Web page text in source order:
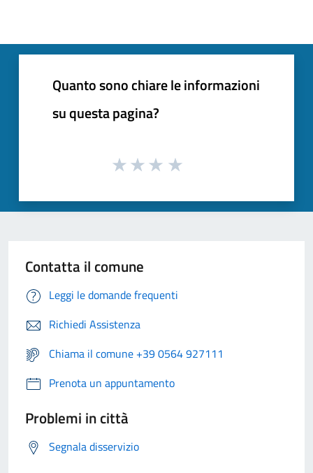
Quanto sono chiare le informazioni
su questa pagina?
Contatta il comune
Leggi le domande frequenti
Richiedi Assistenza
Chiama il comune +39 0564 927111
Prenota un appuntamento
Problemi in città
Segnala disservizio